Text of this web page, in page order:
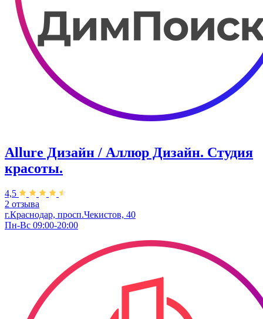
Allure Дизайн / Аллюр Дизайн. Студия
красоты.
4,5
2 отзыва
г.Краснодар, просп.Чекистов, 40
Пн-Вс 09:00-20:00